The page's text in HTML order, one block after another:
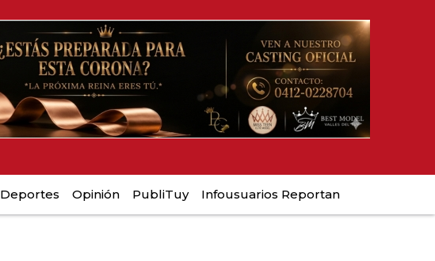
Deportes Opinión PubliTuy Infousuarios Reportan